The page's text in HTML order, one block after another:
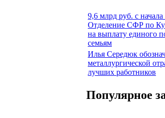
9,6 млрд руб. с начала
Отделение СФР по
на выплату единого
семьям
Илья Середюк
металлургической
лучших работников
Популярное